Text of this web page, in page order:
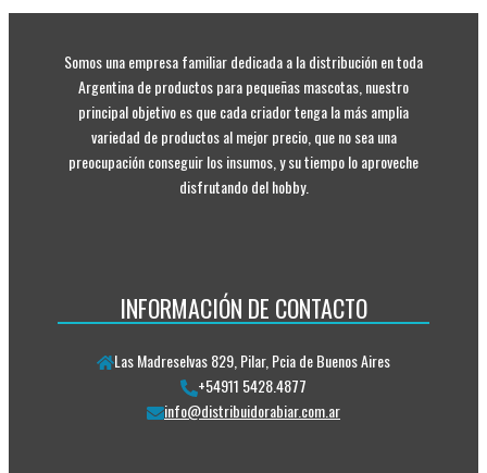
Somos una empresa familiar dedicada a la distribución en toda
Argentina de productos para pequeñas mascotas, nuestro
principal objetivo es que cada criador tenga la más amplia
variedad de productos al mejor precio, que no sea una
preocupación conseguir los insumos, y su tiempo lo aproveche
disfrutando del hobby.
INFORMACIÓN DE CONTACTO
Las Madreselvas 829, Pilar, Pcia de Buenos Aires
+54911 5428.4877
info@distribuidorabiar.com.ar